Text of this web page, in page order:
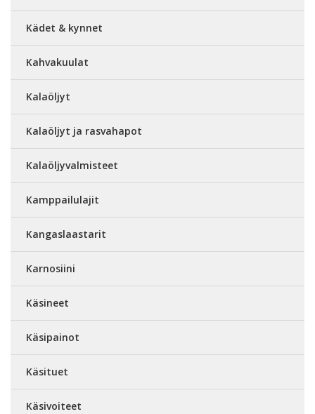
Kädet & kynnet
Kahvakuulat
Kalaöljyt
Kalaöljyt ja rasvahapot
Kalaöljyvalmisteet
Kamppailulajit
Kangaslaastarit
Karnosiini
Käsineet
Käsipainot
Käsituet
Käsivoiteet